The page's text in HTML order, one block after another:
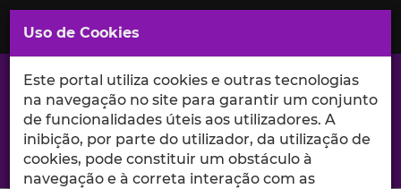
Saltar
para
Conteúdo
Principal
A excelência da investigação e ciência no Iscte
Uso de Cookies
Este portal utiliza cookies e outras tecnologias
na navegação no site para garantir um conjunto
de funcionalidades úteis aos utilizadores. A
inibição, por parte do utilizador, da utilização de
cookies, pode constituir um obstáculo à
navegação e à correta interação com as